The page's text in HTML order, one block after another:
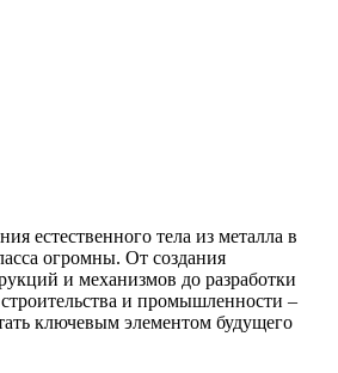
естественного тела из металла в
огромны. От создания
и механизмов до разработки
и промышленности –
ключевым элементом будущего